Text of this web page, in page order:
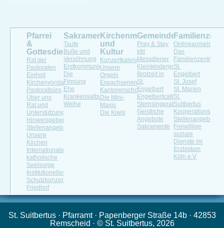
Pfarrei
&
Gottesdienste
Rat der
Pastoralen
Einheit
Kirchenvorstand
Pastoralbüro
Über uns
Rat und
Unterstützung
Hinweisgeberportal
Stellenangebot
Unsere
Kirchen
Internationale
katholische
Seelsorge
Institutionelles
Schutzkonzept
Friedhof
Sakramente
Taufe
Buße und
Versöhnung
Erstkommunion
Die
Firmung
Ehe
Krankensalbung
Weihe
Kirchenmusik
und
Kultur
Konzertkalender
Unsere
Orgeln
Erwachsenenchöre
Kantorenschola
Die Mini-
Maxis
Die Kiwis
Gemeindeleben
Pray & Stay
kfd
Messdiener
Kleinkindergottesdienst
Brotzeit in
St.
Engelbert
Engelbertcafé
Sternsingeraktion
Geistliche
Angebote
Sakramente
Onlineanmeldung
Das
Familienzentrum
St.
Engelbert
St. Josef
St. Marien
St.
Suitbertus
Stellenangebote
Freiwillige
soziale
Dienste im
Erzbistum
Köln e.V
St. Suitbertus · Pfarramt · Papenberger Straße 14b · 42853
Remscheid · © St. Suitbertus, 2026